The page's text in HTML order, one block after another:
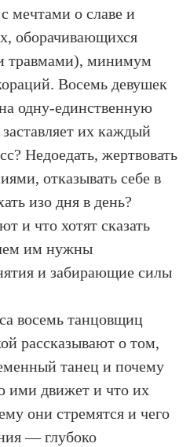
мечтами о славе и
оборачивающихся
травмами), минимум
Восемь девушек
одну-единственную
их каждый
Недоедать, жертвовать
отказывать себе в
изо дня в день?
и что хотят сказать
им нужны
и забирающие силы
восемь танцовщиц
рассказывают о том,
танец и почему
ими движет и что их
они стремятся и чего
— глубоко